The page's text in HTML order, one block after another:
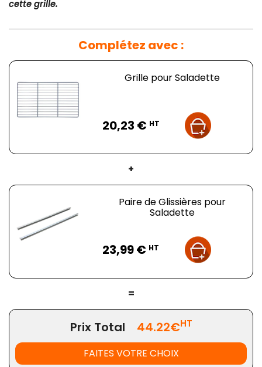
cette grille.
Complétez avec :
Grille pour Saladette
20,23 € HT
+
Paire de Glissières pour
Saladette
23,99 € HT
=
Prix Total 44.22€HT
FAITES VOTRE CHOIX